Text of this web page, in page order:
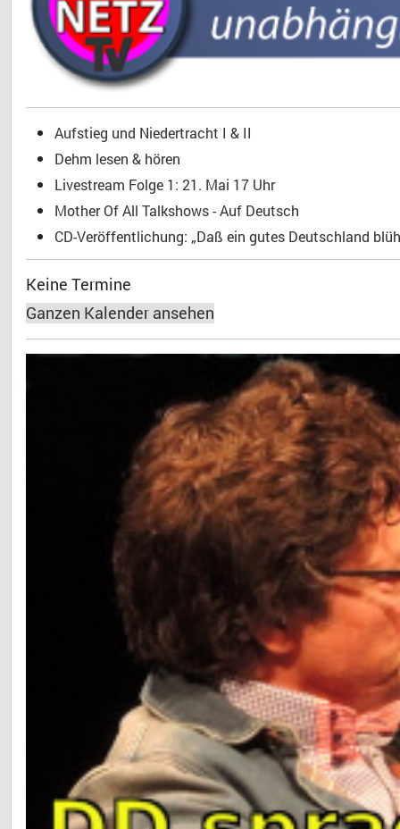
Aufstieg und Niedertracht I & II
Dehm lesen & hören
Livestream Folge 1: 21. Mai 17 Uhr
Mother Of All Talkshows - Auf Deutsch
CD-Veröffentlichung: „Daß ein gutes Deutschland
Keine Termine
Ganzen Kalender ansehen